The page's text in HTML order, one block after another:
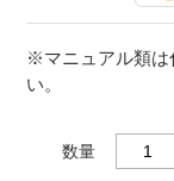
※マニュアル類は
い。
数量